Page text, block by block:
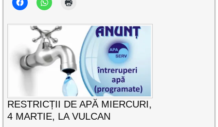
RESTRICȚII DE APĂ MIERCURI,
4 MARTIE, LA VULCAN